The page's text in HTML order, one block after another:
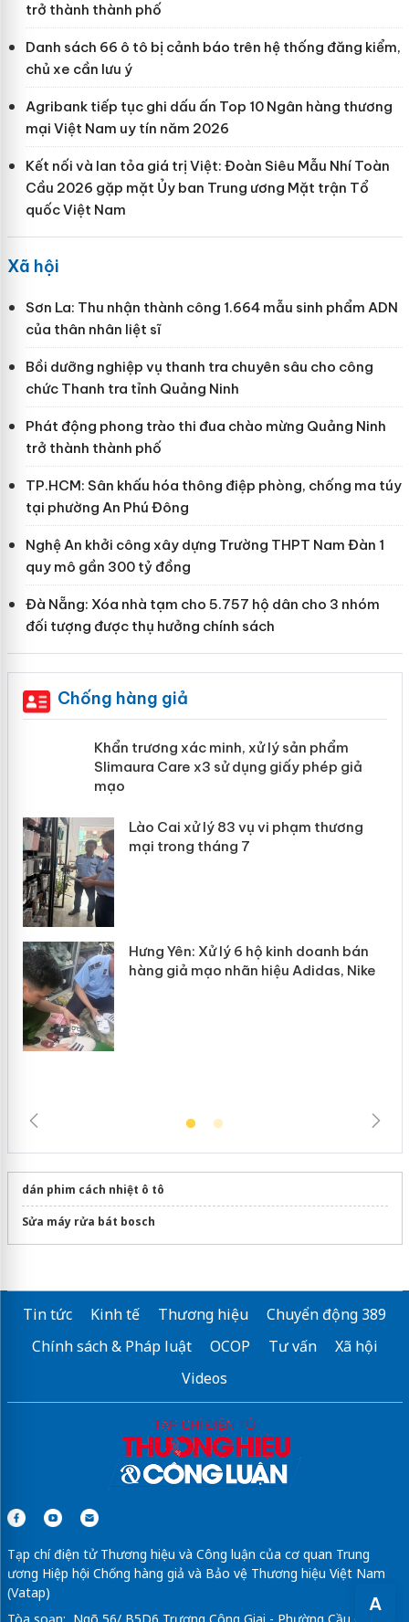
A
trở thành thành phố
Danh sách 66 ô tô bị cảnh báo trên hệ thống đăng kiểm,
chủ xe cần lưu ý
Agribank tiếp tục ghi dấu ấn Top 10 Ngân hàng thương
mại Việt Nam uy tín năm 2026
Kết nối và lan tỏa giá trị Việt: Đoàn Siêu Mẫu Nhí Toàn
Cầu 2026 gặp mặt Ủy ban Trung ương Mặt trận Tổ
quốc Việt Nam
Xã hội
Sơn La: Thu nhận thành công 1.664 mẫu sinh phẩm ADN
của thân nhân liệt sĩ
Bồi dưỡng nghiệp vụ thanh tra chuyên sâu cho công
chức Thanh tra tỉnh Quảng Ninh
Phát động phong trào thi đua chào mừng Quảng Ninh
trở thành thành phố
TP.HCM: Sân khấu hóa thông điệp phòng, chống ma túy
tại phường An Phú Đông
Nghệ An khởi công xây dựng Trường THPT Nam Đàn 1
quy mô gần 300 tỷ đồng
Đà Nẵng: Xóa nhà tạm cho 5.757 hộ dân cho 3 nhóm
đối tượng được thụ hưởng chính sách
Chống hàng giả
Khẩn trương xác minh, xử lý sản phẩm
Slimaura Care x3 sử dụng giấy phép
dán phim cách nhiệt ô tô
Sửa máy rửa bát bosch
Tin tức Kinh tế Thương hiệu
Chuyển động 389
Chính sách & Pháp luật
OCOP Tư vấn
Xã hội
Videos
Tạp chí điện tử Thương hiệu và Công luận của cơ quan Trung
ương Hiệp hội Chống hàng giả và Bảo vệ Thương hiệu Việt Nam
(Vatap)